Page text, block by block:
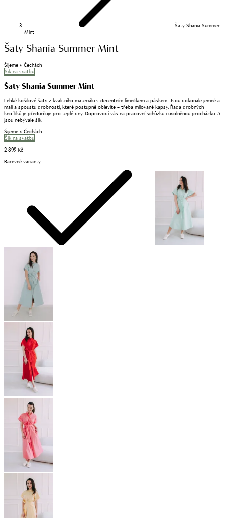
Šaty Shania Summer
Mint
Šaty Shania Summer Mint
Šijeme v Čechách
Šik na svatbu
Šaty Shania Summer Mint
Lehké košilové šaty z kvalitního materiálu s decentním límečkem a páskem. Jsou dokonale jemné a
mají a spoustu drobností, které postupně objevíte – třeba milované kapsy. Řada drobných
knoflíků je předurčuje pro teplé dny. Doprovodí vás na pracovní schůzku i uvolněnou procházku. A
jsou nebývale šik.
Šijeme v Čechách
Šik na svatbu
2 899 Kč
Barevné varianty